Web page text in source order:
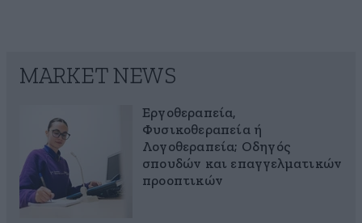
MARKET NEWS
Εργοθεραπεία,
Φυσικοθεραπεία ή
Λογοθεραπεία; Οδηγός
σπουδών και επαγγελματικών
προοπτικών